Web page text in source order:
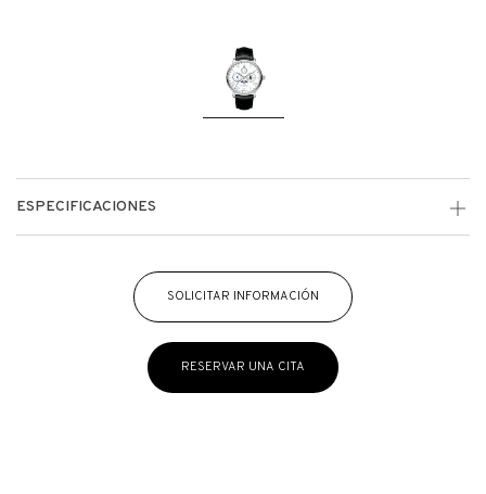
ESPECIFICACIONES
SOLICITAR INFORMACIÓN
RESERVAR UNA CITA